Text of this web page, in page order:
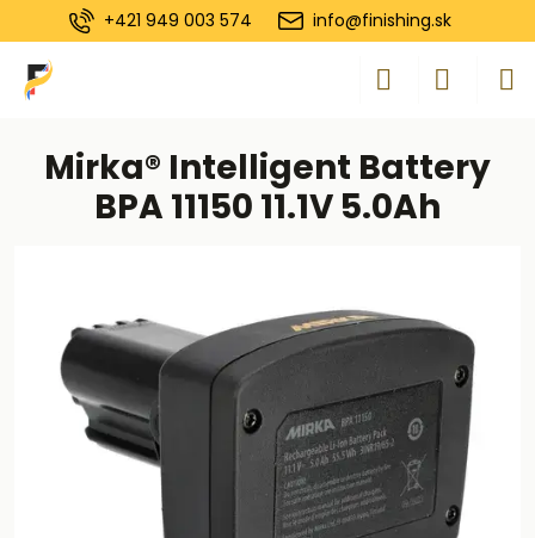
+421 949 003 574 info@finishing.sk
Mirka® Intelligent Battery
BPA 11150 11.1V 5.0Ah